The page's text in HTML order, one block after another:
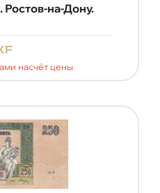
Ростов-на-Дону.
насчёт цены